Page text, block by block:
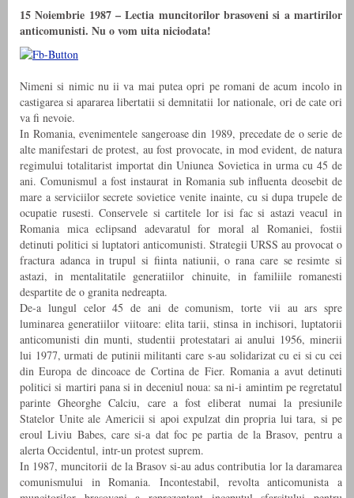
15 Noiembrie 1987 – Lectia muncitorilor brasoveni si a martirilor
anticomunisti. Nu o vom uita niciodata!
Nimeni si nimic nu ii va mai putea opri pe romani de acum incolo in
castigarea si apararea libertatii si demnitatii lor nationale, ori de cate ori
va fi nevoie.
In Romania, evenimentele sangeroase din 1989, precedate de o serie de
alte manifestari de protest, au fost provocate, in mod evident, de natura
regimului totalitarist importat din Uniunea Sovietica in urma cu 45 de
ani. Comunismul a fost instaurat in Romania sub influenta deosebit de
mare a serviciilor secrete sovietice venite inainte, cu si dupa trupele de
ocupatie rusesti. Conservele si cartitele lor isi fac si astazi veacul in
Romania mica eclipsand adevaratul for moral al Romaniei, fostii
detinuti politici si luptatori anticomunisti. Strategii URSS au provocat o
fractura adanca in trupul si fiinta natiunii, o rana care se resimte si
astazi, in mentalitatile generatiilor chinuite, in familiile romanesti
despartite de o granita nedreapta.
De-a lungul celor 45 de ani de comunism, torte vii au ars spre
luminarea generatiilor viitoare: elita tarii, stinsa in inchisori, luptatorii
anticomunisti din munti, studentii protestatari ai anului 1956, minerii
lui 1977, urmati de putinii militanti care s-au solidarizat cu ei si cu cei
din Europa de dincoace de Cortina de Fier. Romania a avut detinuti
politici si martiri pana si in deceniul noua: sa ni-i amintim pe regretatul
parinte Gheorghe Calciu, care a fost eliberat numai la presiunile
Statelor Unite ale Americii si apoi expulzat din propria lui tara, si pe
eroul Liviu Babes, care si-a dat foc pe partia de la Brasov, pentru a
alerta Occidentul, intr-un protest suprem.
In 1987, muncitorii de la Brasov si-au adus contributia lor la daramarea
comunismului in Romania. Incontestabil, revolta anticomunista a